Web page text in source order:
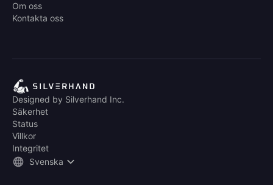
Om oss
Kontakta oss
Designed by Silverhand Inc.
Säkerhet
Status
Villkor
Integritet
Svenska